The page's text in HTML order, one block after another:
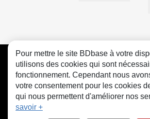
CGU FAQ Contact
Pour mettre le site BDbase à votre
utilisons des cookies qui sont
fonctionnement. Cependant nous
votre consentement pour les cookies
qui nous permettent d'améliorer nos
savoir +